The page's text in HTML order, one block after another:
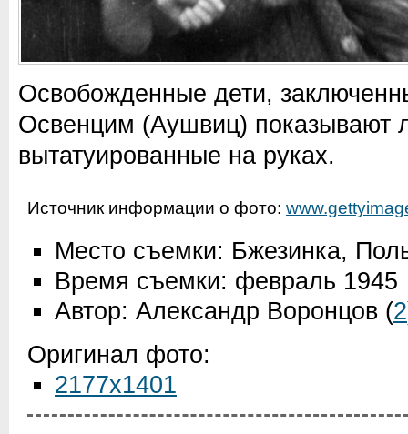
Освобожденные дети,
Освенцим (Аушвиц) показывают
вытатуированные на руках.
Источник информации о фото:
Место съемки: Бжезинка,
Время съемки: февраль 1945
Автор: Александр Воронцов (2
Оригинал фото:
2177x1401